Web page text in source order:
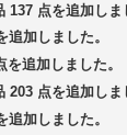
点を追加しま
加しました。
追加しました。
203 点を追加しま
加しました。